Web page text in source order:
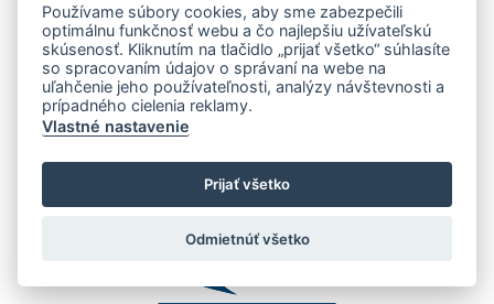
Používame súbory cookies, aby sme zabezpečili
optimálnu funkčnosť webu a čo najlepšiu užívateľskú
skúsenosť. Kliknutím na tlačidlo „prijať všetko“ súhlasíte
so spracovaním údajov o správaní na webe na
uľahčenie jeho používateľnosti, analýzy návštevnosti a
prípadného cielenia reklamy.
Vlastné nastavenie
Prijať všetko
Odmietnúť všetko